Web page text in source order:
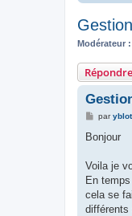
Modérateur :
Répondre
M
s
g
par
Bonjour
Voila je
En
cela se
différents